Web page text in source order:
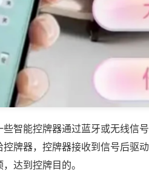
智能控牌器通过蓝牙或无线信
牌器，控牌器接收到信号后驱
达到控牌目的。